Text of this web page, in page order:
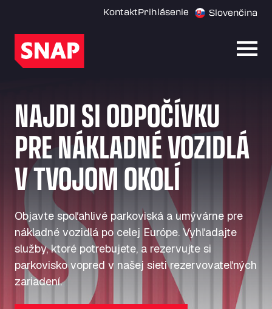
KontaktPrihlásenie Slovenčina
NAJDI SI ODPOČÍVKU
PRE NÁKLADNÉ VOZIDLÁ
V TVOJOM OKOLÍ
Objavte spoľahlivé parkoviská a umývárne pre
nákladné vozidlá po celej Európe. Vyhľadajte
služby, ktoré potrebujete, a rezervujte si
parkovisko vopred v našej sieti rezervovateľných
zariadení.